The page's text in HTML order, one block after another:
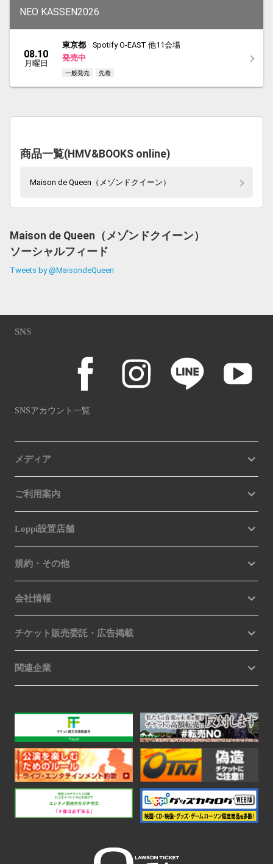
NEO KASSEN2026
08.10
月曜日
東京都
Spotify O-EAST 他11会場
発売中
一般発売 先着
商品一覧(HMV&BOOKS online)
Maison de Queen（メゾンドクイーン）
Maison de Queen（メゾンドクイーン）
ソーシャルフィード
Tweets by @MaisondeQueen
SNS
SNSアカウント一覧
メディア
ご利用案内
Loppi設置店舗
規約・その他
会社情報
チケット販売委託・広告掲載
関連企業